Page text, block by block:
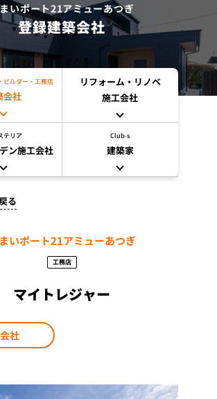
いポート21アミューあつぎ
登録建築会社
ビルダー・工務店
会社
リフォーム・リノベ
施工会社
テリア
ン施工会社
Club-s
建築家
る
いポート21アミューあつぎ
工務店
マイトレジャー
社